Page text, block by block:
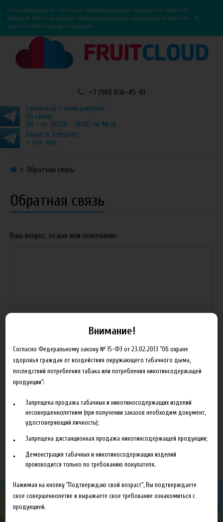
0
Вся информация на сайте носит информационный характер и не является
рекламой. Мы не реализуем никотиносодержащую продукцию и устройства
для её потребления дистанционно.
×
+7 (981) 036-45-81
Связаться с менеджером.
На связи:
Пн - пт (10:00 - 18:00 по Мск)
Канал в Telegram
+ чат-бот.
Обратная связь
Обратная связь
Ваш вопрос, отзыв или пожелание:
Адрес для получения ответа:
Ответ поступит на указанный e-mail.
Внимание!
Согласно Федеральному закону № 15-ФЗ от 23.02.2013 "Об охране
здоровья граждан от воздействия окружающего табачного дыма,
последствий потребления табака или потребления никотинсодержащей
продукции":
Запрещена продажа табачных и никотиносодержащих изделий
несовершеннолетним (при получении заказов необходим документ,
удостоверяющий личность);
Запрещена дистанционная продажа никотинсодержащей продукции;
Демонстрация табачных и никотиносодержащих изделий
производится только по требованию покупателя.
Нажимая на кнопку "Подтверждаю свой возраст", Вы подтверждаете
свое совершеннолетие и выражаете свое требование ознакомиться с
продукцией.